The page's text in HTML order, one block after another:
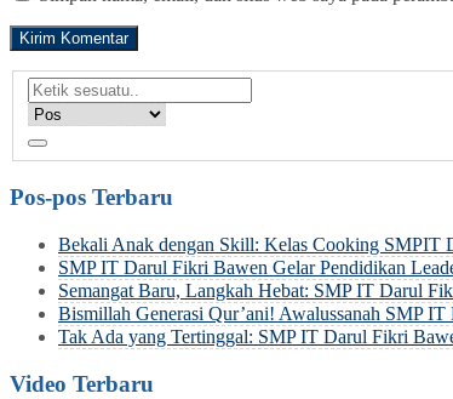
Pos-pos Terbaru
Bekali Anak dengan Skill: Kelas Cooking SMPIT
SMP IT Darul Fikri Bawen Gelar Pendidikan
Semangat Baru, Langkah Hebat: SMP IT Darul
Bismillah Generasi Qur’ani! Awalussanah SMP
Tak Ada yang Tertinggal: SMP IT Darul Fikri
Video Terbaru